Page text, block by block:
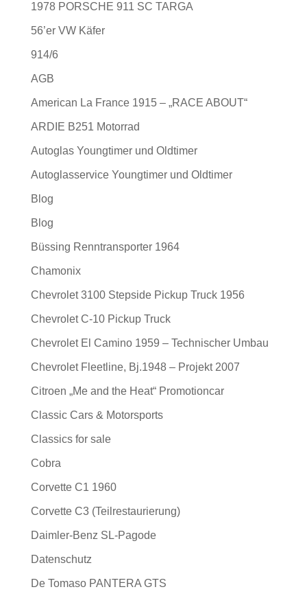
1978 PORSCHE 911 SC TARGA
56’er VW Käfer
914/6
AGB
American La France 1915 – „RACE ABOUT“
ARDIE B251 Motorrad
Autoglas Youngtimer und Oldtimer
Autoglasservice Youngtimer und Oldtimer
Blog
Blog
Büssing Renntransporter 1964
Chamonix
Chevrolet 3100 Stepside Pickup Truck 1956
Chevrolet C-10 Pickup Truck
Chevrolet El Camino 1959 – Technischer Umbau
Chevrolet Fleetline, Bj.1948 – Projekt 2007
Citroen „Me and the Heat“ Promotioncar
Classic Cars & Motorsports
Classics for sale
Cobra
Corvette C1 1960
Corvette C3 (Teilrestaurierung)
Daimler-Benz SL-Pagode
Datenschutz
De Tomaso PANTERA GTS